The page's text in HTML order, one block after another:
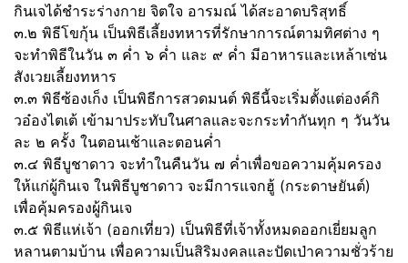
กินเจได้ชำระร่างกาย จิตใจ อารมณ์ ได้สะอาดบริสุทธิ์
๓.๒ พิธีโขกุ้น เป็นพิธีเลี้ยงทหารที่รักษาการณ์ตามทิศต่าง ๆ
จะทำพิธีในวัน ๓ ค่ำ ๖ ค่ำ และ ๙ ค่ำ มีอาหารและเหล้าเซ่น
สังเวยเลี้ยงทหาร
๓.๓ พิธีซ้องเก็ง เป็นพิธีการสวดมนต์ พิธีนี้จะเริ่มตั้งแต่องค์กิ
วอ๋องไตเต้ เข้ามาประทับในศาลและจะกระทำกันทุก ๆ วันวัน
ละ ๒ ครั้ง ในตอนเช้าและตอนค่ำ
๓.๔ พิธีบูชาดาว จะทำในคืนวัน ๗ ค่ำเพื่อขอความคุ้มครอง
ให้แก่ผู้กินเจ ในพิธีบูชาดาว จะมีการแจกฮู้ (กระดาษยันต์)
เพื่อคุ้มครองผู้กินเจ
๓.๕ พิธีแห่เจ้า (ออกเที่ยว) เป็นพิธีที่เจ้าทั้งหมดออกเยี่ยมลูก
หลานตามบ้าน เพื่อความเป็นสิริมงคลและปัดเป่าความชั่วร้าย